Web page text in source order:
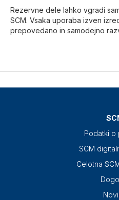
Rezervne dele lahko vgradi
SCM. Vsaka uporaba izven
prepovedano in samodejno
Podatki o
SCM
Celotna